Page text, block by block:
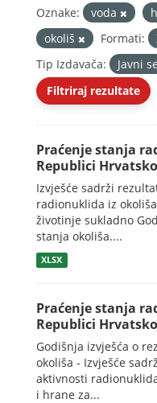
Oznake: voda
okoliš
Formati:
Tip Izdavača:
Javni
Filtriraj rezultate
Praćenje stanja
Republici
Izvješće sadrži
radionuklida iz
životinje sukladno
stanja okoliša....
XLSX
Praćenje stanja
Republici
Godišnja izvješća o
okoliša - Izvješće
aktivnosti
i hrane za...